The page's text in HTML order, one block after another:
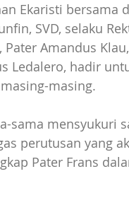
Ekaristi bersama
SVD, selaku
Amandus
Ledalero, hadir
masing.
sama mensyukuri
perutusan yang
Pater Frans